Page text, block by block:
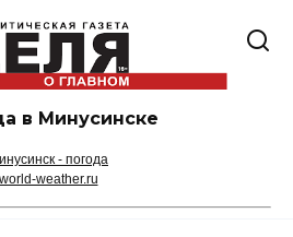
в Минусинске
- погода
world-weather.ru